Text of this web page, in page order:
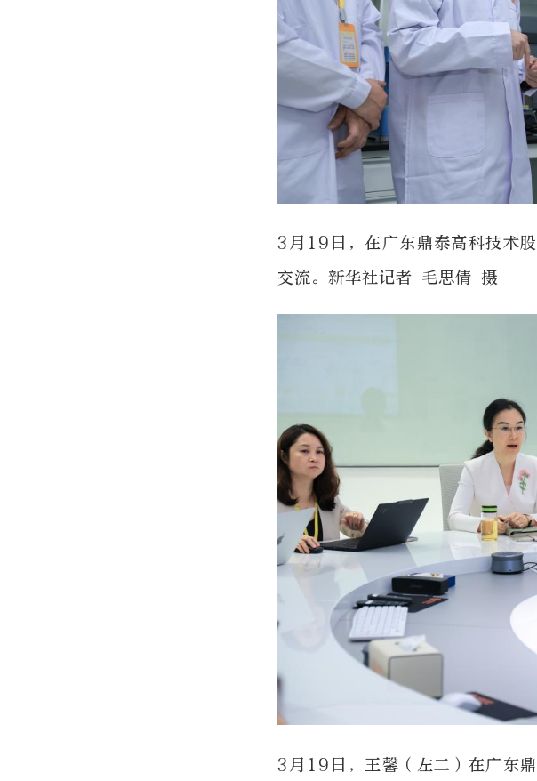
3月19日，在广东鼎泰高科技术
交流。新华社记者 毛思倩 摄
3月19日，王馨（左二）在广东